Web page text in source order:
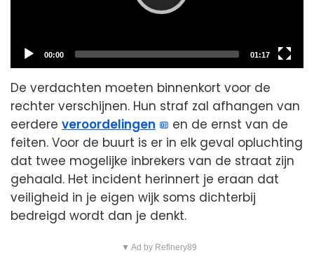
Current
00:00
Total
duration
01:17
De verdachten moeten binnenkort voor de
rechter verschijnen. Hun straf zal afhangen van
eerdere veroordelingen
en de ernst van de
feiten. Voor de buurt is er in elk geval opluchting
dat twee mogelijke inbrekers van de straat zijn
gehaald. Het incident herinnert je eraan dat
veiligheid in je eigen wijk soms dichterbij
bedreigd wordt dan je denkt.
▼ Ad by Refinery89